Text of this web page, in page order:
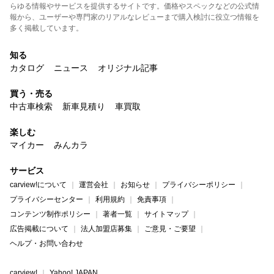
らゆる情報やサービスを提供するサイトです。価格やスペックなどの公式情
報から、ユーザーや専門家のリアルなレビューまで購入検討に役立つ情報を
多く掲載しています。
知る
カタログ
ニュース オリジナル記事
買う・売る
中古車検索
新車見積り 車買取
楽しむ
マイカー
みんカラ
サービス
carview!について 運営会社 お知らせ
プライバシーポリシー
プライバシーセンター
利用規約
免責事項
コンテンツ制作ポリシー
著者一覧
サイトマップ
広告掲載について
法人加盟店募集
ご意見・ご要望
ヘルプ・お問い合わせ